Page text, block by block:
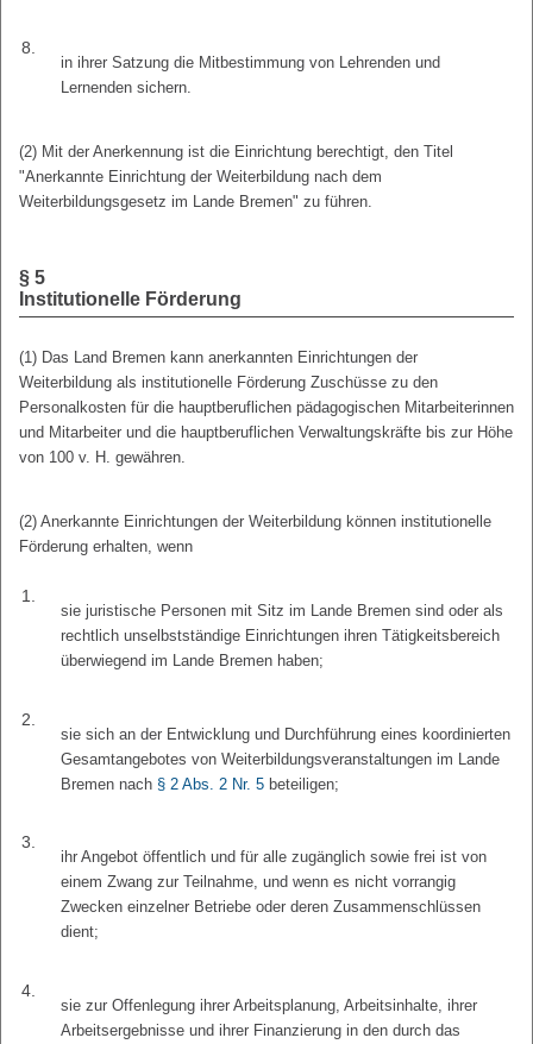
8.
in ihrer Satzung die Mitbestimmung von Lehrenden und
Lernenden sichern.
(2) Mit der Anerkennung ist die Einrichtung berechtigt, den Titel
"Anerkannte Einrichtung der Weiterbildung nach dem
Weiterbildungsgesetz im Lande Bremen" zu führen.
§ 5
Institutionelle Förderung
(1) Das Land Bremen kann anerkannten Einrichtungen der
Weiterbildung als institutionelle Förderung Zuschüsse zu den
Personalkosten für die hauptberuflichen pädagogischen Mitarbeiterinnen
und Mitarbeiter und die hauptberuflichen Verwaltungskräfte bis zur Höhe
von 100 v. H. gewähren.
(2) Anerkannte Einrichtungen der Weiterbildung können institutionelle
Förderung erhalten, wenn
1.
sie juristische Personen mit Sitz im Lande Bremen sind oder als
rechtlich unselbstständige Einrichtungen ihren Tätigkeitsbereich
überwiegend im Lande Bremen haben;
2.
sie sich an der Entwicklung und Durchführung eines koordinierten
Gesamtangebotes von Weiterbildungsveranstaltungen im Lande
Bremen nach § 2 Abs. 2 Nr. 5 beteiligen;
3.
ihr Angebot öffentlich und für alle zugänglich sowie frei ist von
einem Zwang zur Teilnahme, und wenn es nicht vorrangig
Zwecken einzelner Betriebe oder deren Zusammenschlüssen
dient;
4.
sie zur Offenlegung ihrer Arbeitsplanung, Arbeitsinhalte, ihrer
Arbeitsergebnisse und ihrer Finanzierung in den durch das